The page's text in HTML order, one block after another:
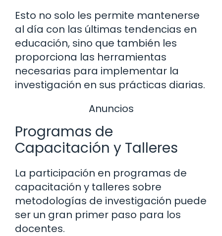
Esto no solo les permite mantenerse
al día con las últimas tendencias en
educación, sino que también les
proporciona las herramientas
necesarias para implementar la
investigación en sus prácticas diarias.
Anuncios
Programas de
Capacitación y Talleres
La participación en programas de
capacitación y talleres sobre
metodologías de investigación puede
ser un gran primer paso para los
docentes.